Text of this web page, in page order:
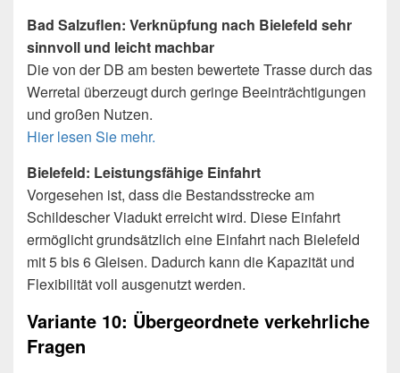
Bad Salzuflen: Verknüpfung nach Bielefeld sehr
sinnvoll und leicht machbar
Die von der DB am besten bewertete Trasse durch das
Werretal überzeugt durch geringe Beeinträchtigungen
und großen Nutzen.
Hier lesen Sie mehr.
Bielefeld: Leistungsfähige Einfahrt
Vorgesehen ist, dass die Bestandsstrecke am
Schildescher Viadukt erreicht wird. Diese Einfahrt
ermöglicht grundsätzlich eine Einfahrt nach Bielefeld
mit 5 bis 6 Gleisen. Dadurch kann die Kapazität und
Flexibilität voll ausgenutzt werden.
Variante 10: Übergeordnete verkehrliche
Fragen